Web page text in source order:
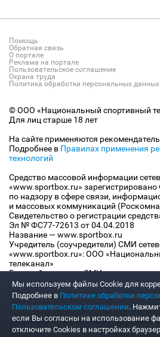
Помощь
Обратная связь
О портале
Реклама на портале
Пользовательское соглашение
Охрана труда
Политика обработки персональных данных
© ООО «Национальный спортивный
Для лиц старше 18 лет
На сайте применяются
Подробнее в Правилах применения
технологий
Средство массовой информации
«www.sportbox.ru»
по надзору в сфере связи,
и массовых коммуникаций
Свидетельство о регистрации
Эл № ФС77-72613 от 04.04.2018
Название — www.sportbox.ru
Учредитель (соучредители) СМИ
«www.sportbox.ru»: ООО
телеканал»
Главный редактор СМИ сетевого
Конов В.А.
Номер телефона редакции СМИ
«www.sportbox.ru»: +7 (495) 653 8419
Адрес электронной почты редакции
«www.sportbox.ru»: editor@sportbox.ru
Мы используем файлы Сookie для
Подробнее в Политике обработки
Пользовательском соглашении.
если Вы согласны на использование
отключите Cookies в настройках